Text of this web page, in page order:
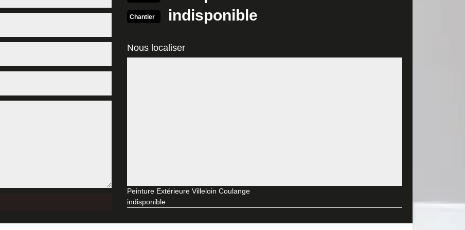
gratuit
de l’entreprise MD Rénovation afin de prendre connaissance des détails de notre offre en lien avec votre projet. Tout
gratuitement et sans engagement. Effectuez votre requête via le formulaire à remplir ci-contre. Néanmoins,
de vos besoins, afin que nous puissions dresser un devis peinture extérieure 37460 sur mesure. Nous donnerons
de façade à Villeloin Coulange
la réalisation du travail sera automatiquement mauvais et insatisfaisant. Face à cela, nous vous proposons de faire
de peinture de façade très expérimentée à Villeloin Coulange. Nous vous conseillons de contacter et d’engager MD
Coulange ou quelque part dans le 37460, nous vous invitons à se tourner vers MD Rénovation pour la prise en
faire votre demande de devis peinture façade sans engagement. Faites votre demande de devis peinture façade auprès
Chantier indisponible
Nous localiser
Peinture Extérieure Villeloin Coulange
indisponible